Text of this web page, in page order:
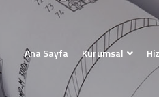
Ana Sayfa Kurumsal